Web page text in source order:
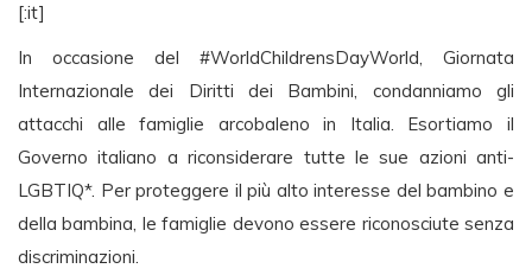
[:it]
In occasione del #WorldChildrensDayWorld, Giornata
Internazionale dei Diritti dei Bambini, condanniamo gli
attacchi alle famiglie arcobaleno in Italia. Esortiamo il
Governo italiano a riconsiderare tutte le sue azioni anti-
LGBTIQ*. Per proteggere il più alto interesse del bambino e
della bambina, le famiglie devono essere riconosciute senza
discriminazioni.